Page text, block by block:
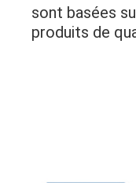
sont basées
produits de